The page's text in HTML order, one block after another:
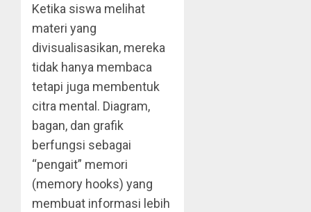
Ketika siswa melihat
materi yang
divisualisasikan, mereka
tidak hanya membaca
tetapi juga membentuk
citra mental. Diagram,
bagan, dan grafik
berfungsi sebagai
“pengait” memori
(memory hooks) yang
membuat informasi lebih